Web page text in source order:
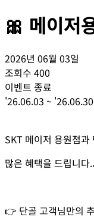
🎀 메이저
2026년 06월 03일
조회수 400
이벤트 종료
'26.06.03 ~ '26.06.30
SKT 메이저 용원점과
많은 혜택을 드립니다
👉 단골 고객님만의